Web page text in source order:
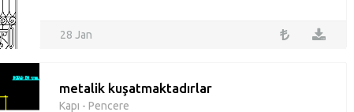
28 Jan
metalik kuşatmaktadırlar
Kapı - Pencere